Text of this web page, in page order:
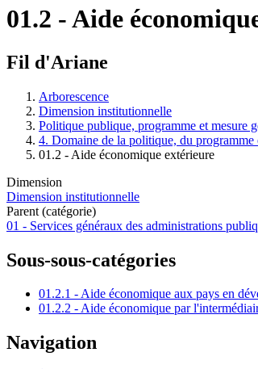
01.2 - Aide
Fil d'Ariane
Arborescence
Dimension institutionnelle
Politique publique, programme et mesure
4. Domaine de la politique, du programme
01.2 - Aide économique extérieure
Dimension
Dimension institutionnelle
Parent (catégorie)
01 - Services généraux des administrations
Sous-sous-catégories
01.2.1 - Aide économique aux pays en
01.2.2 - Aide économique par
Navigation